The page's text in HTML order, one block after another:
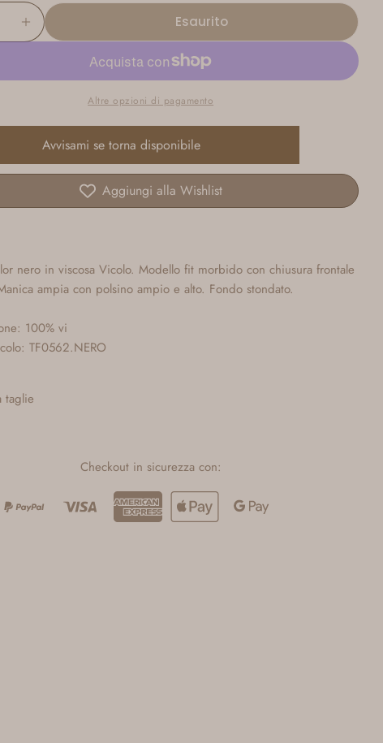
disponibile
o
disponibile
La Quantità Per Camicia Nera Satinata In
Aumenta La Quantità Per Camicia Nera
Esaurito
Altre opzioni di pagamento
Avvisami se torna disponibile
Aggiungi alla Wishlist
nero in viscosa Vicolo. Modello fit morbido con chiusura frontale
ampia con polsino ampio e alto. Fondo stondato.
100% vi
TF0562.NERO
taglie
Checkout in sicurezza con: